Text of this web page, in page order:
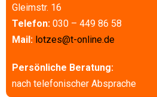
Gleimstr. 16
Telefon: 030 – 449 86 58
Mail: lotzes@t-online.de
Persönliche Beratung:
nach telefonischer Absprache